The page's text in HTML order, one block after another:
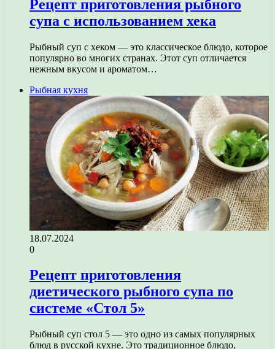
Рецепт приготовления рыбного
супа с использованием хека
Рыбный суп с хеком — это классическое блюдо, которое
популярно во многих странах. Этот суп отличается
нежным вкусом и ароматом…
Рыбная кухня
18.07.2024
0
Рецепт приготовления
диетического рыбного супа по
системе «Стол 5»
Рыбный суп стол 5 — это одно из самых популярных
блюд в русской кухне. Это традиционное блюдо,